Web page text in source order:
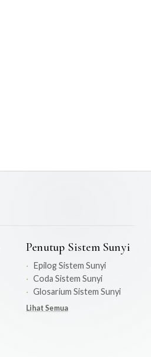
Penutup Sistem Sunyi
Epilog Sistem Sunyi
Coda Sistem Sunyi
Glosarium Sistem Sunyi
Lihat Semua